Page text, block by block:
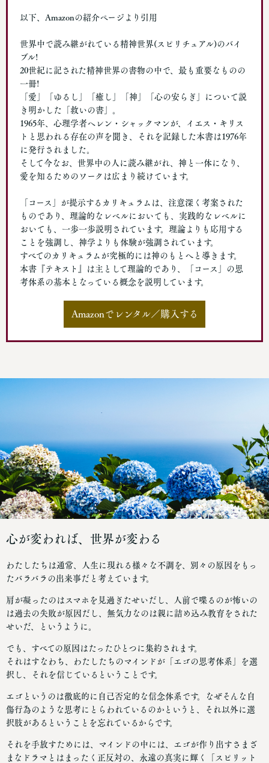
以下、Amazonの紹介ページより引用
世界中で読み継がれている精神世界(スピリチュアル)のバイ
ブル!
20世紀に記された精神世界の書物の中で、最も重要なものの
一冊!
「愛」「ゆるし」「癒し」「神」「心の安らぎ」について説
き明かした「救いの書」。
1965年、心理学者ヘレン・シャックマンが、イエス・キリス
トと思われる存在の声を聞き、それを記録した本書は1976年
に発行されました。
そして今なお、世界中の人に読み継がれ、神と一体になり、
愛を知るためのワークは広まり続けています。
「コース」が提示するカリキュラムは、注意深く考案された
ものであり、理論的なレベルにおいても、実践的なレベルに
おいても、一歩一歩説明されています。理論よりも応用する
ことを強調し、神学よりも体験が強調されています。
すべてのカリキュラムが究極的には神のもとへと導きます。
本書『テキスト』は主として理論的であり、「コース」の思
考体系の基本となっている概念を説明しています。
Amazonでレンタル／購入する
心が変われば、世界が変わる
わたしたちは通常、人生に現れる様々な不調を、別々の原因をもっ
たバラバラの出来事だと考えています。
肩が凝ったのはスマホを見過ぎたせいだし、人前で喋るのが怖いの
は過去の失敗が原因だし、無気力なのは親に詰め込み教育をされた
せいだ、というように。
でも、すべての原因はたったひとつに集約されます。
それはすなわち、わたしたちのマインドが「エゴの思考体系」を選
択し、それを信じているということです。
エゴというのは徹底的に自己否定的な信念体系です。なぜそんな自
傷行為のような思考にとらわれているのかというと、それ以外に選
択肢があるということを忘れているからです。
それを手放すためには、マインドの中には、エゴが作り出すさまざ
まなドラマとはまったく正反対の、永遠の真実に輝く「スピリット